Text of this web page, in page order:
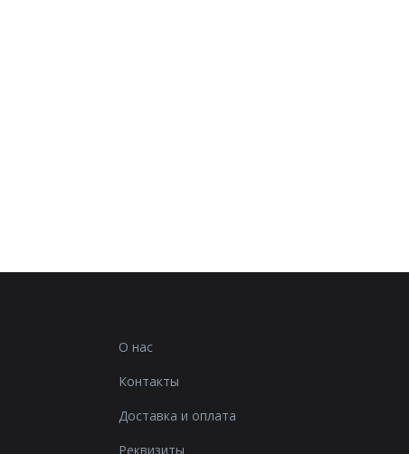
О нас
Контакты
Доставка и оплата
Реквизиты